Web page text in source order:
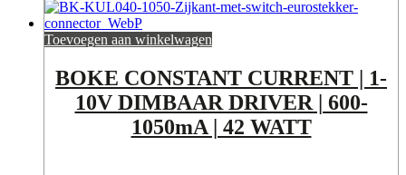
Toevoegen aan winkelwagen
BOKE CONSTANT CURRENT | 1-
10V DIMBAAR DRIVER | 600-
1050mA | 42 WATT